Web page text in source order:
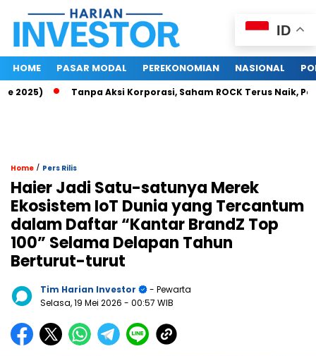
HOME PASAR MODAL PEREKONOMIAN NASIONAL
Tanpa Aksi Korporasi, Saham ROCK Terus Naik, Pasar
Home / Pers Rilis
Haier Jadi Satu-satunya Merek
Ekosistem IoT Dunia yang Tercantum
dalam Daftar “Kantar BrandZ Top
100” Selama Delapan Tahun
Berturut-turut
Tim Harian Investor
- Pewarta
Selasa, 19 Mei 2026 - 00:57 WIB
ID